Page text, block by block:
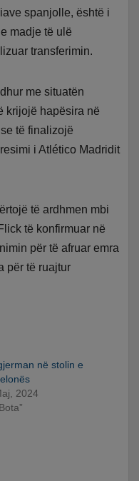
spanjolle, është i
madje të ulë
transferimin.
me situatën
krijojë hapësira në
të finalizojë
i Atlético Madridit
të ardhmen mbi
të konfirmuar në
për të afruar emra
për të ruajtur
në stolin e
2024